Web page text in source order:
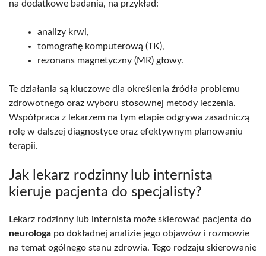
na dodatkowe badania, na przykład:
analizy krwi,
tomografię komputerową (TK),
rezonans magnetyczny (MR) głowy.
Te działania są kluczowe dla określenia źródła problemu
zdrowotnego oraz wyboru stosownej metody leczenia.
Współpraca z lekarzem na tym etapie odgrywa zasadniczą
rolę w dalszej diagnostyce oraz efektywnym planowaniu
terapii.
Jak lekarz rodzinny lub internista
kieruje pacjenta do specjalisty?
Lekarz rodzinny lub internista może skierować pacjenta do
neurologa po dokładnej analizie jego objawów i rozmowie
na temat ogólnego stanu zdrowia. Tego rodzaju skierowanie